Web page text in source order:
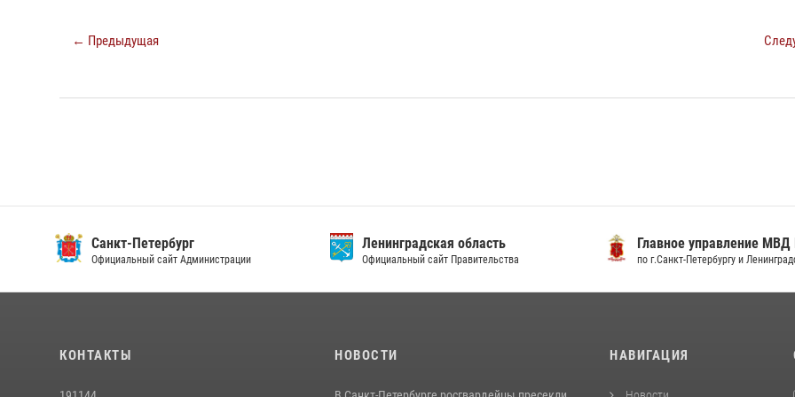
← Предыдущая
Санкт-Петербург
Официальный сайт Администрации
Ленинградская область
Официальный сайт Правительства
Главное управление МВД
по г.Санкт-Петербургу и
КОНТАКТЫ НОВОСТИ НАВИГАЦИЯ